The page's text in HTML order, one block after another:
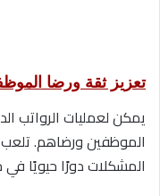
تعزيز ثقة ورضا
يمكن لعمليات الرواتب
الموظفين ورضاهم. تلعب
المشكلات دورًا حيويًا في